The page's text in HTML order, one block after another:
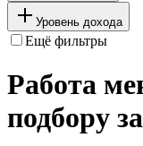
Уровень дохода
Ещё фильтры
Работа
подбору